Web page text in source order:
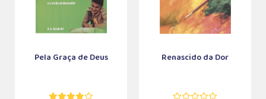
Pela Graça de Deus Renascido da Dor